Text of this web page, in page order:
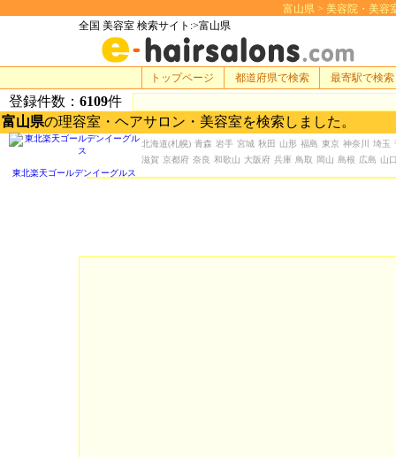
富山県 > 美容院・美容
全国 美容室 検索サイト:>富山県
登録件数： 6109件
富山県の理容室・ヘアサロン・美容室を検索しました。
北海道(札幌) 青森 岩手 宮城 秋田 山形 福島 東京 神奈川 埼玉
滋賀 京都府 奈良 和歌山 大阪府 兵庫 鳥取 岡山 島根 広島 山
トップページ 都道府県で検索 最寄駅で検索
東北楽天ゴールデンイーグルス